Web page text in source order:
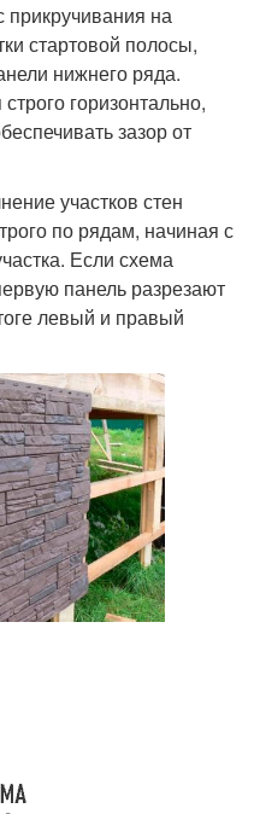
прикручивания на
стартовой полосы,
нижнего ряда.
горизонтально,
зазор от
участков стен
по рядам, начиная с
Если схема
панель разрезают
левый и правый